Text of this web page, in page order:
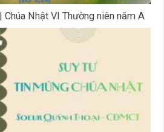
Nhật VI Thường niên năm A